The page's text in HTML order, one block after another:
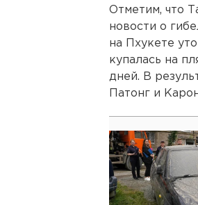
Отметим, что
новости о
на Пхукете
купалась на
дней. В
Патонг и